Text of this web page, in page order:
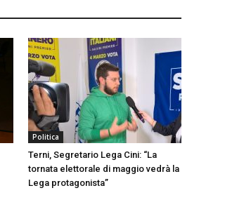
Politica
Terni, Segretario Lega Cini: “La
tornata elettorale di maggio vedrà la
Lega protagonista”